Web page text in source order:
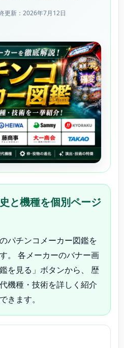
更新：2026年7月12日
と機種を個別ページ
パチンコメーカー図鑑を
。 各メーカーのバナー画
を見る」ボタンから、 歴
機種・技術を詳しく紹介
きます。